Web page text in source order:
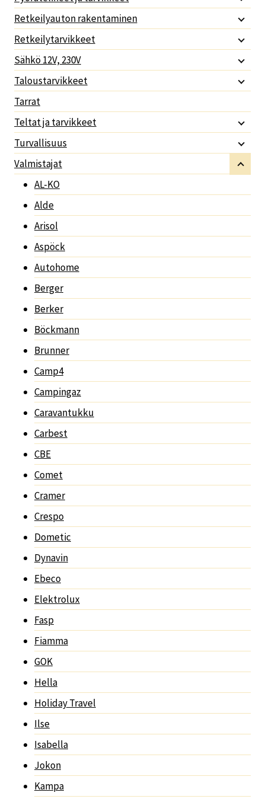
Retkeilyauton rakentaminen
Retkeilytarvikkeet
Sähkö 12V, 230V
Taloustarvikkeet
Tarrat
Teltat ja tarvikkeet
Turvallisuus
Valmistajat
AL-KO
Alde
Arisol
Aspöck
Autohome
Berger
Berker
Böckmann
Brunner
Camp4
Campingaz
Caravantukku
Carbest
CBE
Comet
Cramer
Crespo
Dometic
Dynavin
Ebeco
Elektrolux
Fasp
Fiamma
GOK
Hella
Holiday Travel
Ilse
Isabella
Jokon
Kampa